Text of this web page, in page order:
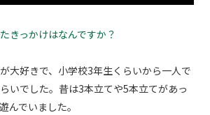
きっかけはなんですか？
大好きで、小学校3年生くらいから一人で
いでした。昔は3本立てや5本立てがあっ
んでいました。